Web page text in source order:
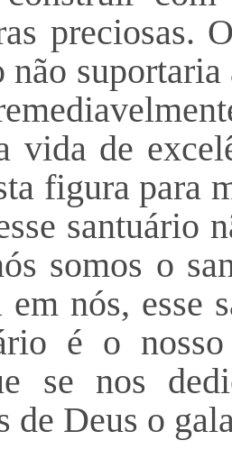
preciosas.
não
vida de
figura para
santuário
somos o
em nós, esse
é o
se nos
de Deus o